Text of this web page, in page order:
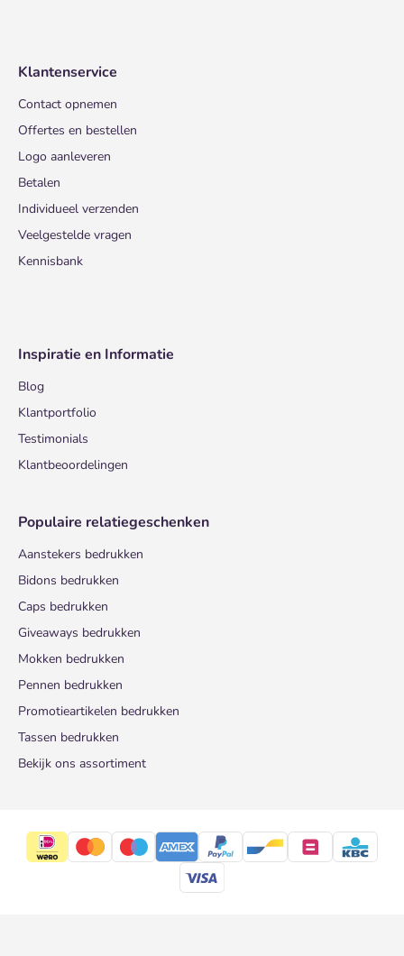
Klantenservice
Contact opnemen
Offertes en bestellen
Logo aanleveren
Betalen
Individueel verzenden
Veelgestelde vragen
Kennisbank
Inspiratie en Informatie
Blog
Klantportfolio
Testimonials
Klantbeoordelingen
Populaire relatiegeschenken
Aanstekers bedrukken
Bidons bedrukken
Caps bedrukken
Giveaways bedrukken
Mokken bedrukken
Pennen bedrukken
Promotieartikelen bedrukken
Tassen bedrukken
Bekijk ons assortiment